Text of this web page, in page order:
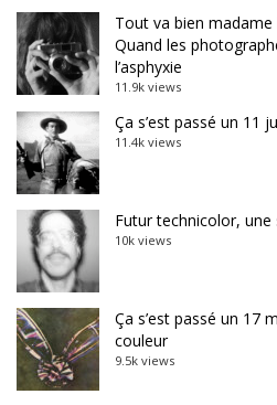
Tout va bien
Quand les
l’asphyxie
11.9k views
Ça s’est passé un 11
11.4k views
Futur technicolor,
10k views
Ça s’est passé un 17
couleur
9.5k views